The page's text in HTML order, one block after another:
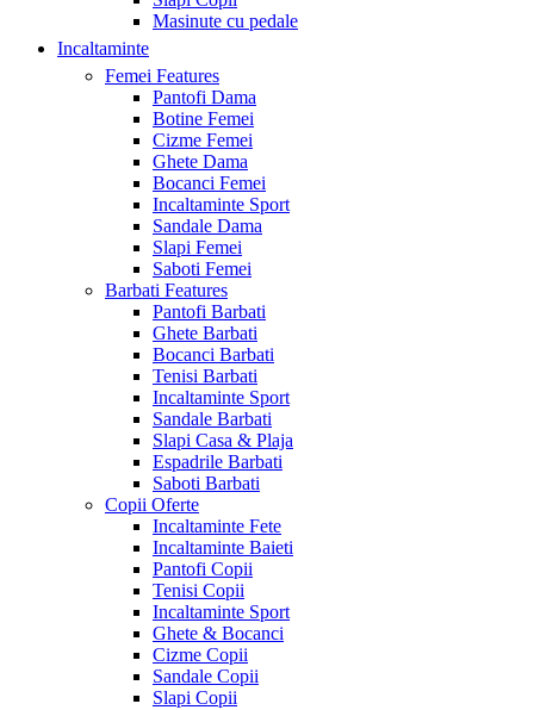
Masinute cu pedale
Incaltaminte
Femei Features
Pantofi Dama
Botine Femei
Cizme Femei
Ghete Dama
Bocanci Femei
Incaltaminte Sport
Sandale Dama
Slapi Femei
Saboti Femei
Barbati Features
Pantofi Barbati
Ghete Barbati
Bocanci Barbati
Tenisi Barbati
Incaltaminte Sport
Sandale Barbati
Slapi Casa & Plaja
Espadrile Barbati
Saboti Barbati
Copii Oferte
Incaltaminte Fete
Incaltaminte Baieti
Pantofi Copii
Tenisi Copii
Incaltaminte Sport
Ghete & Bocanci
Cizme Copii
Sandale Copii
Slapi Copii